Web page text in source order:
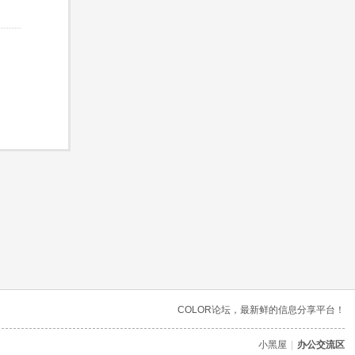
COLOR论坛，最新鲜的信息分享平台！
小黑屋 办公交流区